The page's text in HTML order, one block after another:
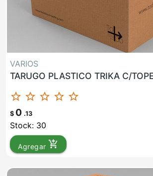
VARIOS
TARUGO PLASTICO TRIKA C/
star_border star_border star_border star_border star_border
$ 0 .13
Stock: 30
Agregar add_shopping_cart